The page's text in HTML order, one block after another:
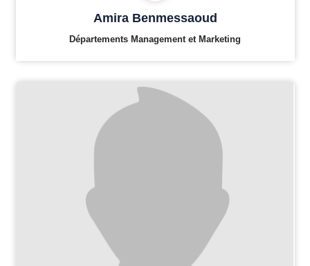
Amira Benmessaoud
Départements Management et Marketing